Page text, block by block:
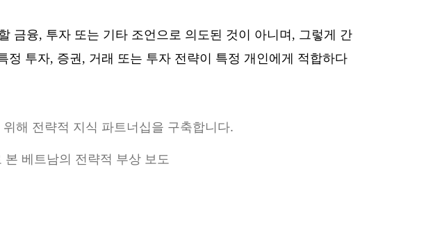
금융, 투자 또는 기타 조언으로 의도된 것이 아니며, 그렇게 간
투자, 증권, 거래 또는 투자 전략이 특정 개인에게 적합하다
해 전략적 지식 파트너십을 구축합니다.
베트남의 전략적 부상 보도